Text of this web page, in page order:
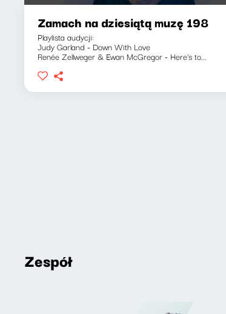
Zamach na dziesiątą muzę 198
Playlista audycji:
Judy Garland - Down With Love
Renée Zellweger & Ewan McGregor - Here's to...
Zespół